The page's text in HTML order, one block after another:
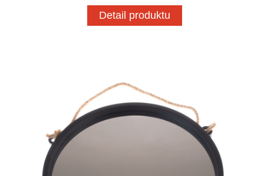
Detail produktu